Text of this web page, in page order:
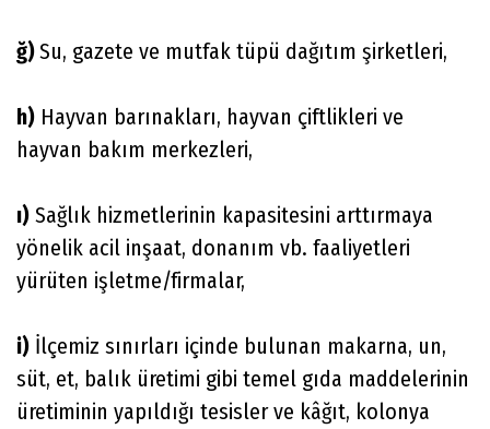
ğ)Su, gazete ve mutfak tüpü dağıtım şirketleri,
h) Hayvan barınakları, hayvan çiftlikleri ve
hayvan bakım merkezleri,
ı) Sağlık hizmetlerinin kapasitesini arttırmaya
yönelik acil inşaat, donanım vb. faaliyetleri
yürüten işletme/firmalar,
i) İlçemiz sınırları içinde bulunan makarna, un,
süt, et, balık üretimi gibi temel gıda maddelerinin
üretiminin yapıldığı tesisler ve kâğıt, kolonya